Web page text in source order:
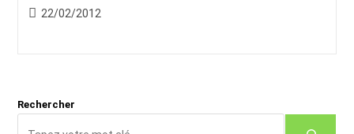
de
category:
Publication
22/02/2012
Rechercher